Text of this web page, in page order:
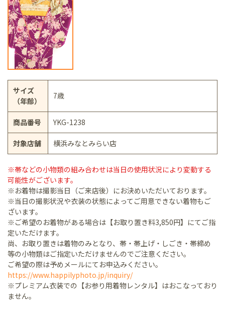
サイズ
（年齢）
7歳
商品番号 YKG-1238
対象店舗 横浜みなとみらい店
※帯などの小物類の組み合わせは当日の使用状況により変動する
可能性がございます。
※お着物は撮影当日（ご来店後）にお決めいただいております。
※当日の撮影状況や衣装の状態によってご用意できない着物もご
ざいます。
※ご希望のお着物がある場合は【お取り置き料3,850円】にてご指
定いただけます。
尚、お取り置きは着物のみとなり、帯・帯上げ・しごき・帯締め
等の小物類はご指定いただけませんのでご注意ください。
ご希望の際は予めメールにてお申込みください。
https://www.happilyphoto.jp/inquiry/
※プレミアム衣装での【お参り用着物レンタル】はおこなっており
ません。